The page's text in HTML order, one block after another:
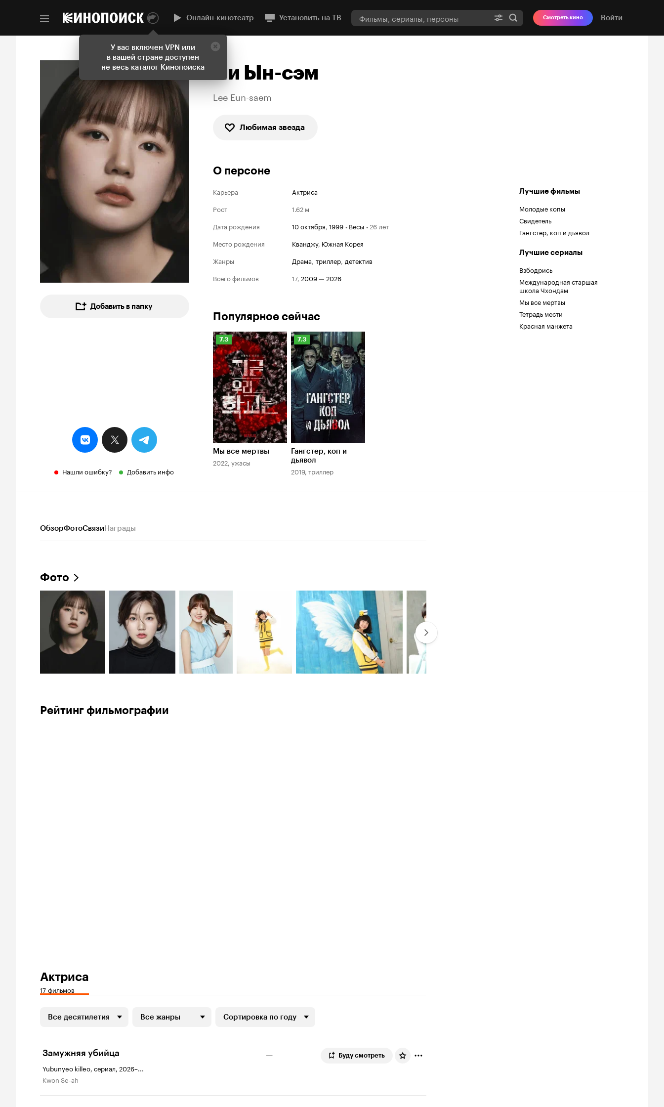
У вас включен VPN или
в вашей стране доступен
не весь каталог Кинопоиска
Онлайн-кинотеатр Установить на ТВ Смотреть кино Войти
Добавить в папку
Нашли ошибку? Добавить инфо
Ли Ын-сэм
Lee Eun-saem
Любимая звезда
О персоне
Карьера
Актриса
Рост
1.62 м
Дата рождения
10 октября, 1999 • Весы •26 лет
Место рождения
Кванджу, Южная Корея
Жанры
драма, триллер, детектив
Всего фильмов
17, 2009— 2026
Лучшие фильмы
Молодые копы
Свидетель
Гангстер, коп и дьявол
Лучшие сериалы
Взбодрись
Международная старшая
школа Чхондам
Мы все мертвы
Тетрадь мести
Красная манжета
Популярное сейчас
Рейтинг
Кинопоиска
7.3
7.3
Мы все мертвы
2022, ужасы
Рейтинг
Кинопоиска
7.3
7.3
Гангстер, коп и
дьявол
2019, триллер
ОбзорФотоСвязиНаграды
Фото
Рейтинг фильмографии
Актриса
17 фильмов
Все десятилетия Все жанры Сортировка по году
Замужняя убийца
Yubunyeo killeo, сериал, 2026–...
Kwon Se-ah
— Буду смотреть